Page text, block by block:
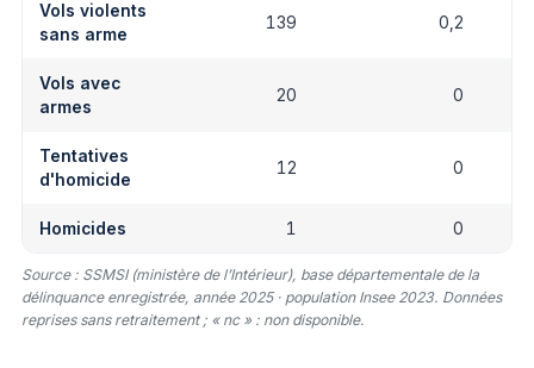
Vols violents
sans arme
139 0,2
Vols avec
armes
20 0
Tentatives
d'homicide
12 0
Homicides 1 0
Source : SSMSI (ministère de l’Intérieur), base départementale de la
délinquance enregistrée, année 2025 · population Insee 2023. Données
reprises sans retraitement ; « nc » : non disponible.